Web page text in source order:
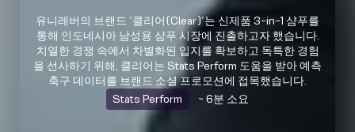
유니레버의 브랜드 ‘클리어(Clear)’는 신제품 3-in-1 샴푸를
통해 인도네시아 남성용 샴푸 시장에 진출하고자 했습니다.
치열한 경쟁 속에서 차별화된 입지를 확보하고 독특한 경험
을 선사하기 위해, 클리어는 Stats Perform 도움을 받아 예측
축구 데이터를 브랜드 소셜 프로모션에 접목했습니다.
Stats Perform
~ 6분 소요